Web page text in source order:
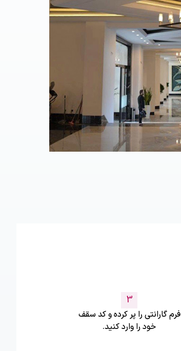
3
فرم گارانتی را پر کرده و کد سقف
خود را وارد کنید.